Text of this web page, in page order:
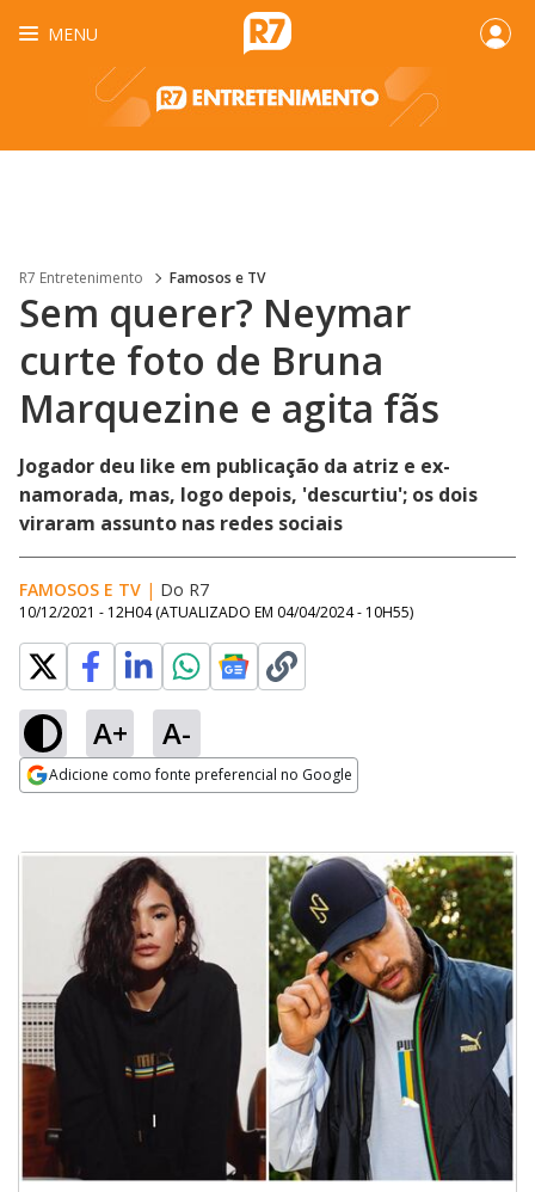
MENU
R7 Entretenimento Famosos e TV
Sem querer? Neymar
curte foto de Bruna
Marquezine e agita fãs
Jogador deu like em publicação da atriz e ex-
namorada, mas, logo depois, 'descurtiu'; os dois
viraram assunto nas redes sociais
FAMOSOS E TV | Do R7
10/12/2021 - 12H04 (ATUALIZADO EM 04/04/2024 - 10H55)
A+ A-
Adicione como fonte preferencial no Google